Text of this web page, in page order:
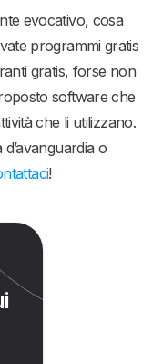
evocativo, cosa
programmi gratis
gratis, forse non
software che
che li utilizzano.
o
!